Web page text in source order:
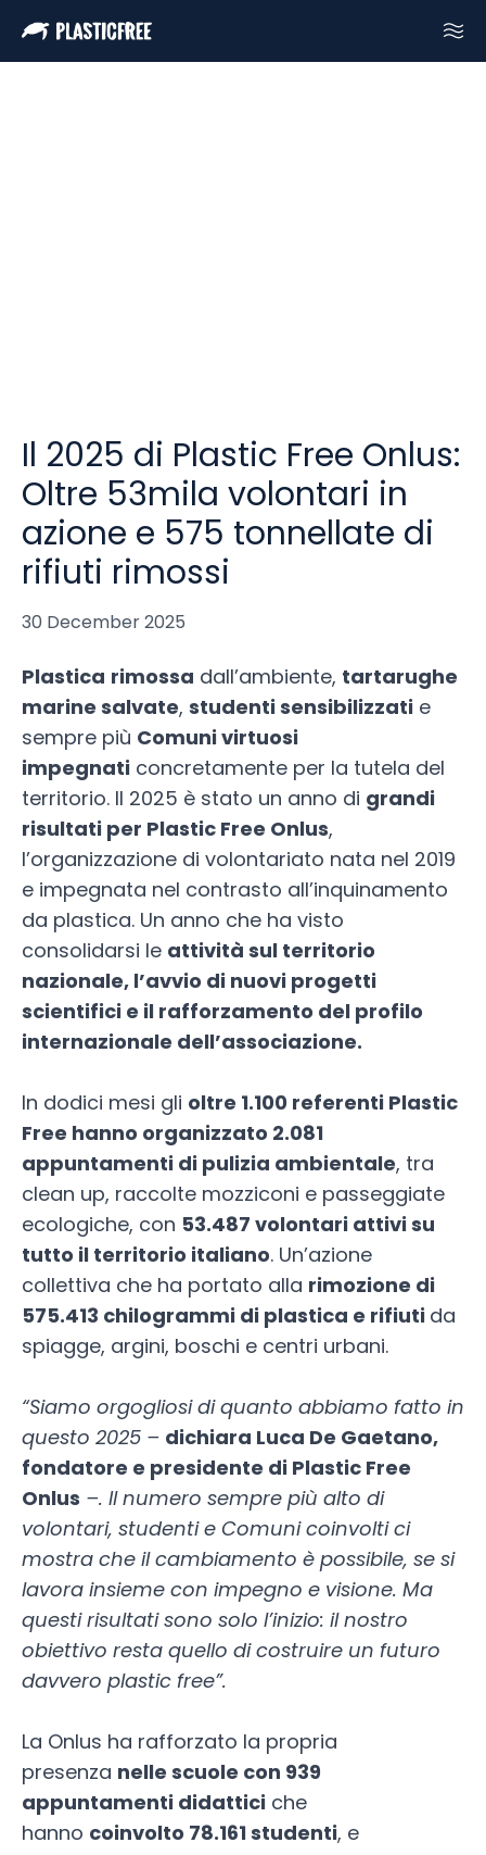
Il 2025 di Plastic Free Onlus:
Oltre 53mila volontari in
azione e 575 tonnellate di
rifiuti rimossi
30 December 2025
Plastica rimossa dall’ambiente, tartarughe
marine salvate, studenti sensibilizzati e
sempre più Comuni virtuosi
impegnati concretamente per la tutela del
territorio. Il 2025 è stato un anno di grandi
risultati per Plastic Free Onlus,
l’organizzazione di volontariato nata nel 2019
e impegnata nel contrasto all’inquinamento
da plastica. Un anno che ha visto
consolidarsi le attività sul territorio
nazionale, l’avvio di nuovi progetti
scientifici e il rafforzamento del profilo
internazionale dell’associazione.
In dodici mesi gli oltre 1.100 referenti Plastic
Free hanno organizzato 2.081
appuntamenti di pulizia ambientale, tra
clean up, raccolte mozziconi e passeggiate
ecologiche, con 53.487 volontari attivi su
tutto il territorio italiano. Un’azione
collettiva che ha portato alla rimozione di
575.413 chilogrammi di plastica e rifiuti da
spiagge, argini, boschi e centri urbani.
“Siamo orgogliosi di quanto abbiamo fatto in
questo 2025 – dichiara Luca De Gaetano,
fondatore e presidente di Plastic Free
Onlus –. Il numero sempre più alto di
volontari, studenti e Comuni coinvolti ci
mostra che il cambiamento è possibile, se si
lavora insieme con impegno e visione. Ma
questi risultati sono solo l’inizio: il nostro
obiettivo resta quello di costruire un futuro
davvero plastic free”.
La Onlus ha rafforzato la propria
presenza nelle scuole con 939
appuntamenti didattici che
hanno coinvolto 78.161 studenti, e